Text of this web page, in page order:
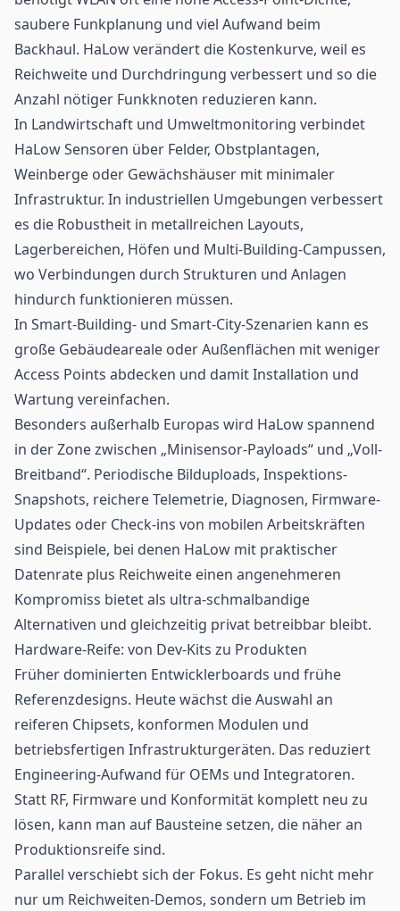
saubere Funkplanung und viel Aufwand beim
Backhaul. HaLow verändert die Kostenkurve, weil es
Reichweite und Durchdringung verbessert und so die
Anzahl nötiger Funkknoten reduzieren kann.
In Landwirtschaft und Umweltmonitoring verbindet
HaLow Sensoren über Felder, Obstplantagen,
Weinberge oder Gewächshäuser mit minimaler
Infrastruktur. In industriellen Umgebungen verbessert
es die Robustheit in metallreichen Layouts,
Lagerbereichen, Höfen und Multi-Building-Campussen,
wo Verbindungen durch Strukturen und Anlagen
hindurch funktionieren müssen.
In Smart-Building- und Smart-City-Szenarien kann es
große Gebäudeareale oder Außenflächen mit weniger
Access Points abdecken und damit Installation und
Wartung vereinfachen.
Besonders außerhalb Europas wird HaLow spannend
in der Zone zwischen „Minisensor-Payloads“ und „Voll-
Breitband“. Periodische Bilduploads, Inspektions-
Snapshots, reichere Telemetrie, Diagnosen, Firmware-
Updates oder Check-ins von mobilen Arbeitskräften
sind Beispiele, bei denen HaLow mit praktischer
Datenrate plus Reichweite einen angenehmeren
Kompromiss bietet als ultra-schmalbandige
Alternativen und gleichzeitig privat betreibbar bleibt.
Hardware-Reife: von Dev-Kits zu Produkten
Früher dominierten Entwicklerboards und frühe
Referenzdesigns. Heute wächst die Auswahl an
reiferen Chipsets, konformen Modulen und
betriebsfertigen Infrastrukturgeräten. Das reduziert
Engineering-Aufwand für OEMs und Integratoren.
Statt RF, Firmware und Konformität komplett neu zu
lösen, kann man auf Bausteine setzen, die näher an
Produktionsreife sind.
Parallel verschiebt sich der Fokus. Es geht nicht mehr
nur um Reichweiten-Demos, sondern um Betrieb im